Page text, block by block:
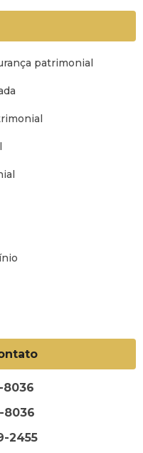
patrimonial
8036
8036
2455